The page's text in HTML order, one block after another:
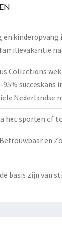
en kinderopvang
Collections
succeskans
Nederlandse
het sporten of
en
basis zijn van